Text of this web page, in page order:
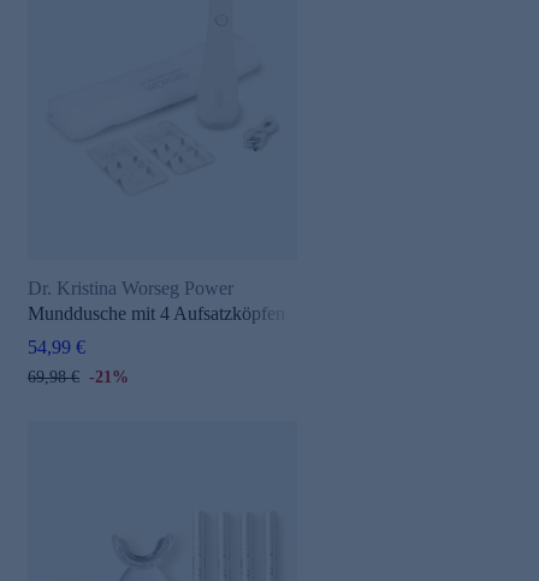
Dr. Kristina Worseg Power
Munddusche mit 4 Aufsatzköpfen
54,99 €
69,98 € -21%